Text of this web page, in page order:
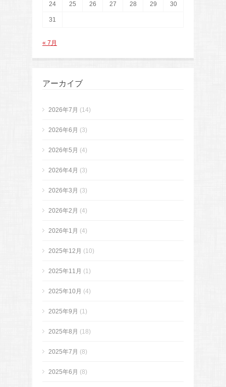
24 25 26 27 28 29 30
31
« 7月
アーカイブ
2026年7月 (14)
2026年6月 (3)
2026年5月 (4)
2026年4月 (3)
2026年3月 (3)
2026年2月 (4)
2026年1月 (4)
2025年12月 (10)
2025年11月 (1)
2025年10月 (4)
2025年9月 (1)
2025年8月 (18)
2025年7月 (8)
2025年6月 (8)